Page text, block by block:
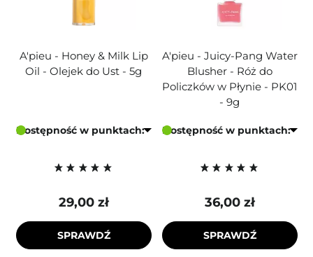
A'pieu - Honey & Milk Lip
Oil - Olejek do Ust - 5g
Dostępność w punktach:
29,00 zł
SPRAWDŹ
A'pieu - Juicy-Pang Water
Blusher - Róż do
Policzków w Płynie - PK01
- 9g
Dostępność w punktach:
36,00 zł
SPRAWDŹ